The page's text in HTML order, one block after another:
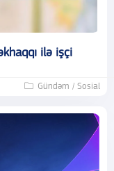
ilə işçi
Gündəm / Sosial